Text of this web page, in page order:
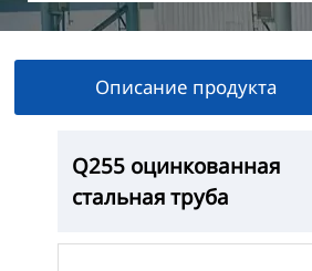
Описание продукта
Q255 оцинкованная
стальная труба
Q255 оцинкованная
стальная труба
Q255 оцинкованная
стальная труба
Q255 оцинкованная
стальная труба